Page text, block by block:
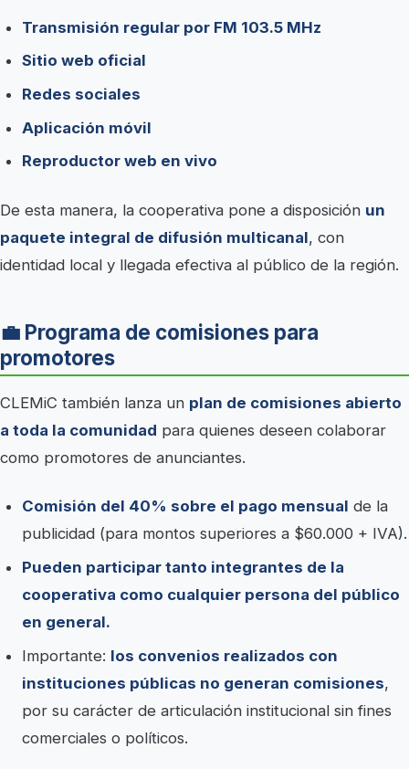
Transmisión regular por FM 103.5 MHz
Sitio web oficial
Redes sociales
Aplicación móvil
Reproductor web en vivo
De esta manera, la cooperativa pone a disposición un
paquete integral de difusión multicanal, con
identidad local y llegada efectiva al público de la región.
💼 Programa de comisiones para
promotores
CLEMiC también lanza un plan de comisiones abierto
a toda la comunidad para quienes deseen colaborar
como promotores de anunciantes.
Comisión del 40% sobre el pago mensual de la
publicidad (para montos superiores a $60.000 + IVA).
Pueden participar tanto integrantes de la
cooperativa como cualquier persona del público
en general.
Importante: los convenios realizados con
instituciones públicas no generan comisiones,
por su carácter de articulación institucional sin fines
comerciales o políticos.